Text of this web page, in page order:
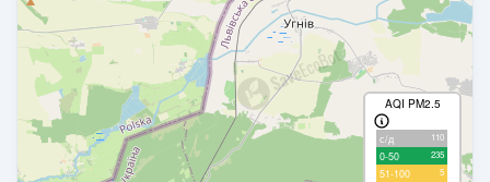
AQI PM2.5
с/д 110
0-50 235
51-100 5